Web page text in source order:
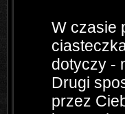
W czasie
dotyczy -
Drugi
przez